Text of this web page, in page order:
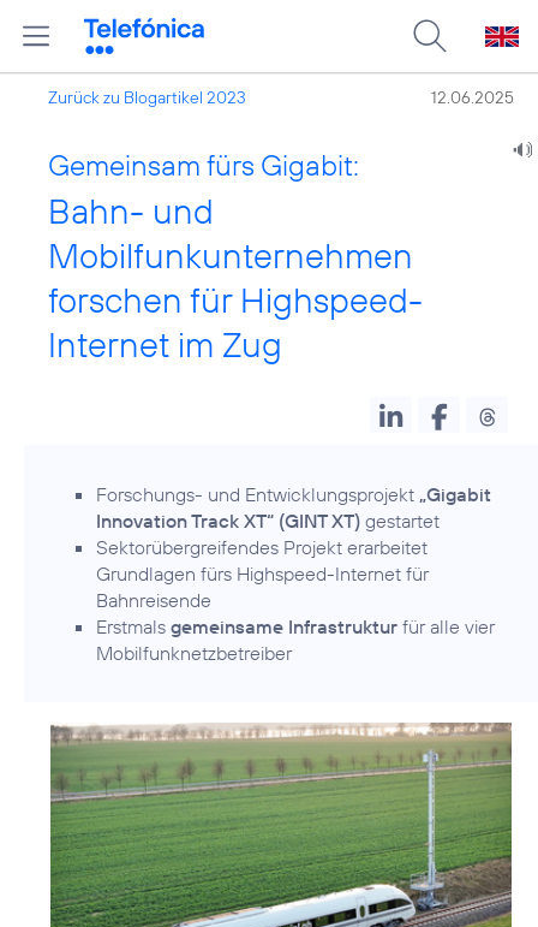
Zurück zu Blogartikel 2023 12.06.2025
Gemeinsam fürs Gigabit:
Bahn- und
Mobilfunkunternehmen
forschen für Highspeed-
Internet im Zug
Forschungs- und Entwicklungsprojekt „Gigabit
Innovation Track XT“ (GINT XT) gestartet
Sektorübergreifendes Projekt erarbeitet
Grundlagen fürs Highspeed-Internet für
Bahnreisende
Erstmals gemeinsame Infrastruktur für alle vier
Mobilfunknetzbetreiber